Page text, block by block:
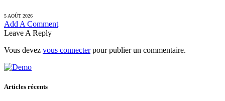
5 AOÛT 2026
Add A Comment
Leave A Reply
Vous devez vous connecterpour publier un commentaire.
Articles récents